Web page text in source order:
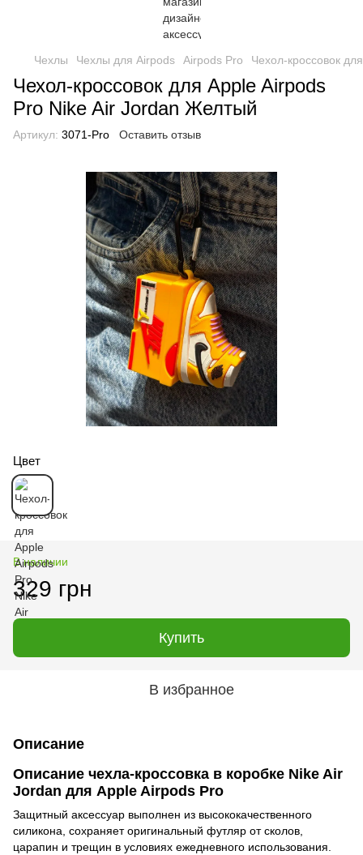
Чехлы Чехлы для Airpods Airpods Pro Чехол-кроссовок
Чехол-кроссовок для Apple Airpods
Pro Nike Air Jordan Желтый
Артикул: 3071-Pro Оставить отзыв
Цвет
В наличии
329 грн
Купить
В избранное
Описание
Описание чехла-кроссовка в коробке Nike Air
Jordan для Apple Airpods Pro
Защитный аксессуар выполнен из высококачественного
силикона, сохраняет оригинальный футляр от сколов,
царапин и трещин в условиях ежедневного использования.